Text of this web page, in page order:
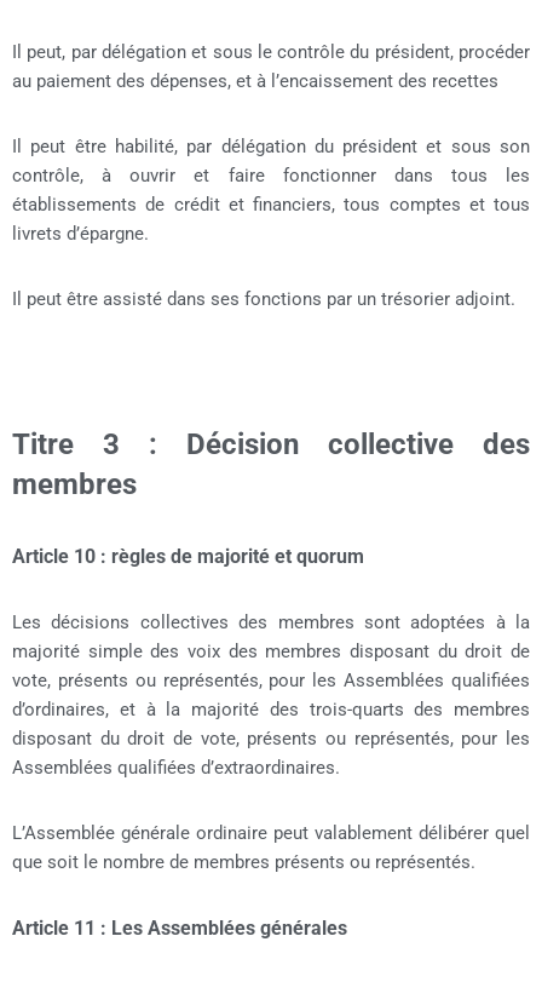
Il peut, par délégation et sous le contrôle du président, procéder
au paiement des dépenses, et à l’encaissement des recettes
Il peut être habilité, par délégation du président et sous son
contrôle, à ouvrir et faire fonctionner dans tous les
établissements de crédit et financiers, tous comptes et tous
livrets d’épargne.
Il peut être assisté dans ses fonctions par un trésorier adjoint.
Titre 3 : Décision collective des
membres
Article 10 : règles de majorité et quorum
Les décisions collectives des membres sont adoptées à la
majorité simple des voix des membres disposant du droit de
vote, présents ou représentés, pour les Assemblées qualifiées
d’ordinaires, et à la majorité des trois-quarts des membres
disposant du droit de vote, présents ou représentés, pour les
Assemblées qualifiées d’extraordinaires.
L’Assemblée générale ordinaire peut valablement délibérer quel
que soit le nombre de membres présents ou représentés.
Article 11 : Les Assemblées générales